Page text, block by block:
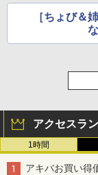
［ちょび＆
アクセスラ
1時間
アキバお買い得